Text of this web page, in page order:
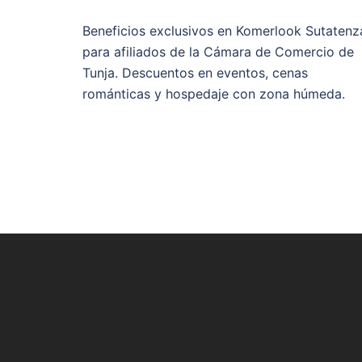
Beneficios exclusivos en Komerlook
para afiliados de la Cámara de Comercio de
Tunja. Descuentos en eventos, cenas
románticas y hospedaje con zona húmeda.